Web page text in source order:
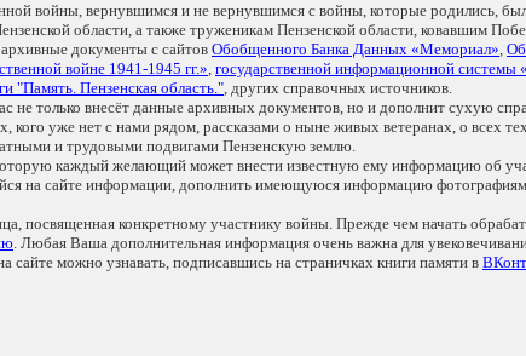
войны, вернувшимся и не вернувшимся с войны, которые родились,
области, а также труженикам Пензенской области, ковавшим
документы с сайтов Обобщенного Банка Данных «Мемориал»,
войне 1941-1945 гг.», государственной информационной системы
"Память. Пензенская область.", других справочных источников.
не только внесёт данные архивных документов, но и дополнит сухую
уже нет с нами рядом, рассказами о ныне живых ветеранах, о всех
и трудовыми подвигами Пензенскую землю.
каждый желающий может внести известную ему информацию об
на сайте информации, дополнить имеющуюся информацию
посвященная конкретному участнику войны. Прежде чем начать
. Любая Ваша дополнительная информация очень важна для
можно узнавать, подписавшись на страничках книги памяти в